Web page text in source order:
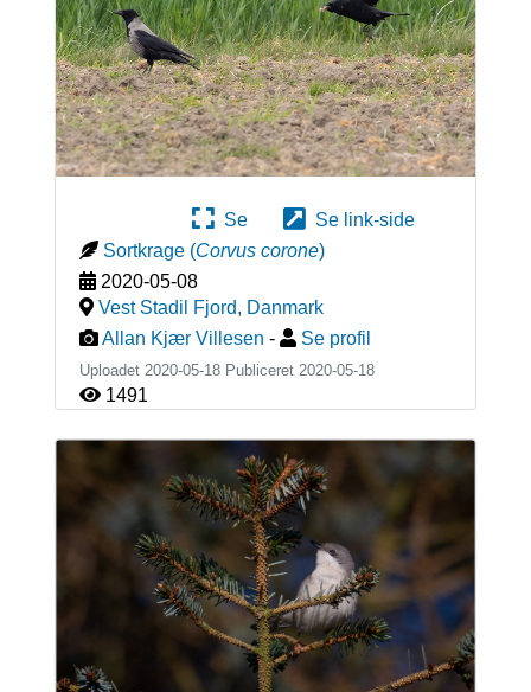
Se
Se link-side
Sortkrage (Corvus corone)
2020-05-08
Vest Stadil Fjord, Danmark
Allan Kjær Villesen - Se profil
Uploadet 2020-05-18 Publiceret 2020-05-18
1491